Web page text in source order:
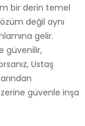
bir derin temel
değil aynı
gelir.
güvenilir,
Ustaş
güvenle inşa